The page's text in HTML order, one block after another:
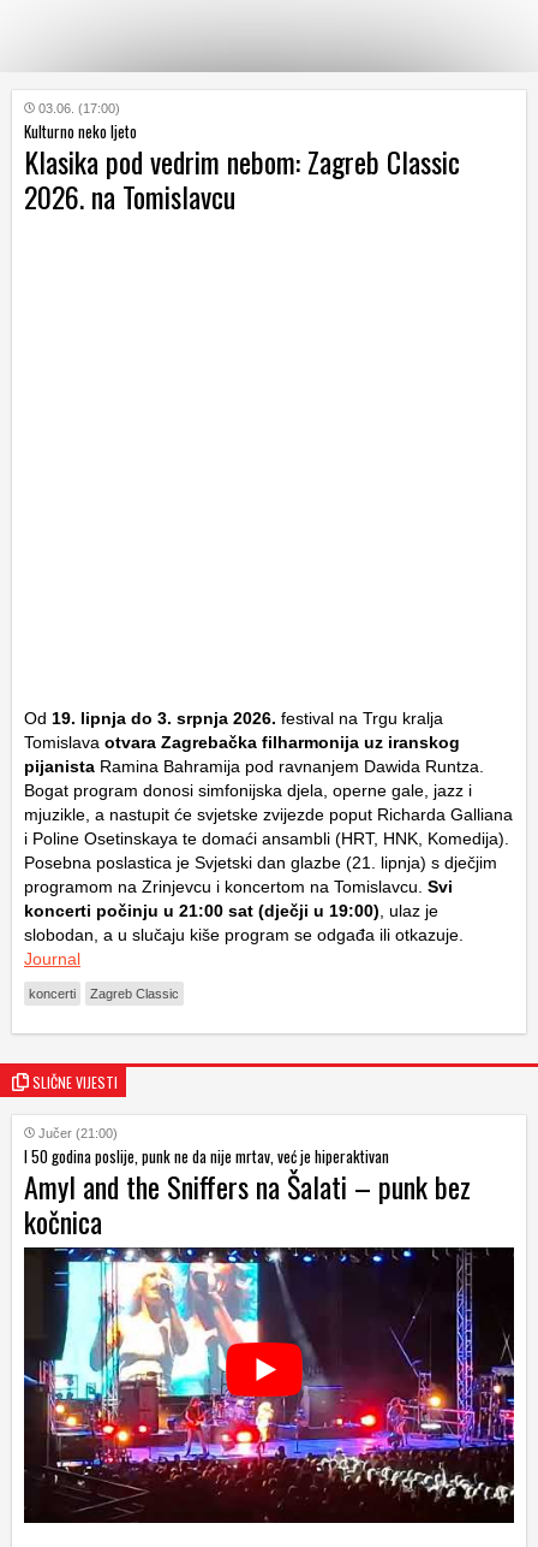
KATEGORIJE
HRVATSKI
WEB
03.06. (17:00)
Kulturno neko ljeto
Klasika pod vedrim nebom: Zagreb Classic
2026. na Tomislavcu
Od 19. lipnja do 3. srpnja 2026. festival na Trgu kralja
Tomislava otvara Zagrebačka filharmonija uz iranskog
pijanista Ramina Bahramija pod ravnanjem Dawida Runtza.
Bogat program donosi simfonijska djela, operne gale, jazz i
mjuzikle, a nastupit će svjetske zvijezde poput Richarda Galliana
i Poline Osetinskaya te domaći ansambli (HRT, HNK, Komedija).
Posebna poslastica je Svjetski dan glazbe (21. lipnja) s dječjim
programom na Zrinjevcu i koncertom na Tomislavcu. Svi
koncerti počinju u 21:00 sat (dječji u 19:00) , ulaz je
slobodan, a u slučaju kiše program se odgađa ili otkazuje.
Journal
koncerti Zagreb Classic
SLIČNE VIJESTI
Jučer (21:00)
I 50 godina poslije, punk ne da nije mrtav, već je hiperaktivan
Amyl and the Sniffers na Šalati – punk bez
kočnica